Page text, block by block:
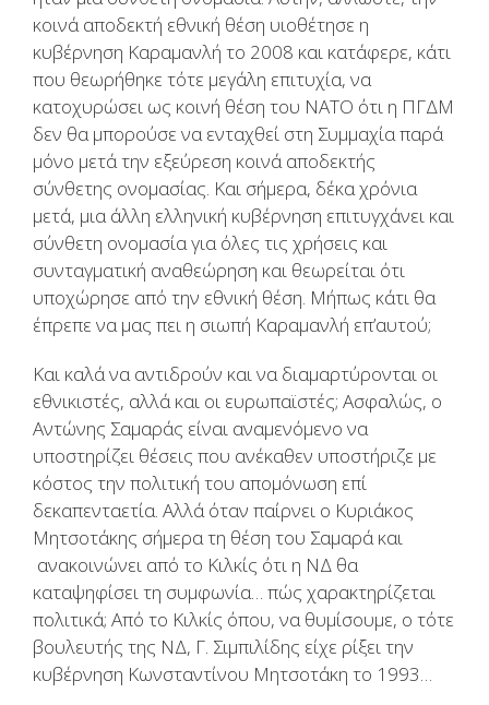
κοινά αποδεκτή εθνική θέση υιοθέτησε η
κυβέρνηση Καραμανλή το 2008 και κατάφερε, κάτι
που θεωρήθηκε τότε μεγάλη επιτυχία, να
κατοχυρώσει ως κοινή θέση του ΝΑΤΟ ότι η ΠΓΔΜ
δεν θα μπορούσε να ενταχθεί στη Συμμαχία παρά
μόνο μετά την εξεύρεση κοινά αποδεκτής
σύνθετης ονομασίας. Και σήμερα, δέκα χρόνια
μετά, μια άλλη ελληνική κυβέρνηση επιτυγχάνει και
σύνθετη ονομασία για όλες τις χρήσεις και
συνταγματική αναθεώρηση και θεωρείται ότι
υποχώρησε από την εθνική θέση. Μήπως κάτι θα
έπρεπε να μας πει η σιωπή Καραμανλή επ’αυτού;
Και καλά να αντιδρούν και να διαμαρτύρονται οι
εθνικιστές, αλλά και οι ευρωπαϊστές; Ασφαλώς, ο
Αντώνης Σαμαράς είναι αναμενόμενο να
υποστηρίζει θέσεις που ανέκαθεν υποστήριζε με
κόστος την πολιτική του απομόνωση επί
δεκαπενταετία. Αλλά όταν παίρνει ο Κυριάκος
Μητσοτάκης σήμερα τη θέση του Σαμαρά και
ανακοινώνει από το Κιλκίς ότι η ΝΔ θα
καταψηφίσει τη συμφωνία… πώς χαρακτηρίζεται
πολιτικά; Από το Κιλκίς όπου, να θυμίσουμε, ο τότε
βουλευτής της ΝΔ, Γ. Σιμπιλίδης είχε ρίξει την
κυβέρνηση Κωνσταντίνου Μητσοτάκη το 1993…